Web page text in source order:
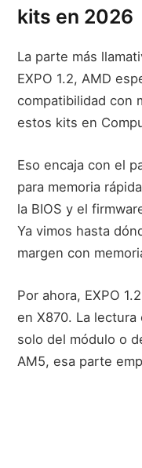
kits en 2026
La parte más
EXPO 1.2, AMD
compatibilidad con
estos kits en
Eso encaja con el
para memoria
la BIOS y el
Ya vimos hasta
margen con
Por ahora, EXPO
en X870. La lectura
solo del módulo o
AM5, esa parte